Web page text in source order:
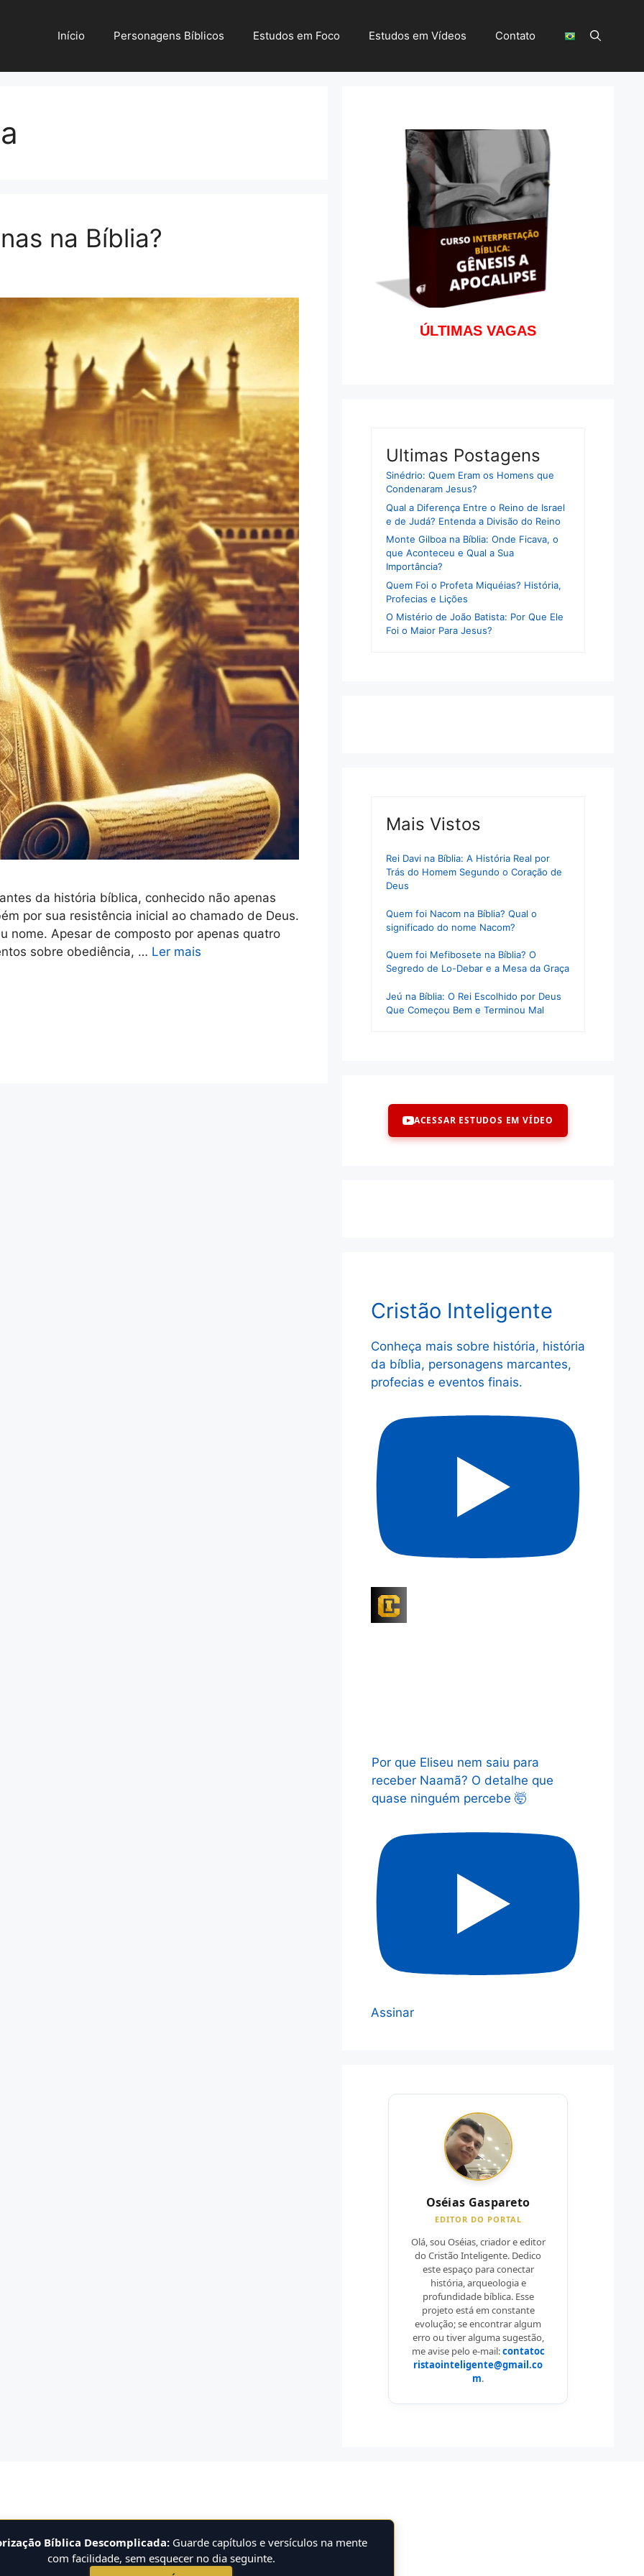
Início Personagens Bíblicos Estudos em Foco Estudos em Vídeos Contato
na Bíblia?
da história bíblica, conhecido não apenas
por sua resistência inicial ao chamado de Deus.
nome. Apesar de composto por apenas quatro
sobre obediência, … Ler mais
ÚLTIMAS VAGAS
Ultimas Postagens
Sinédrio: Quem Eram os Homens que
Condenaram Jesus?
Qual a Diferença Entre o Reino de Israel
e de Judá? Entenda a Divisão do Reino
Monte Gilboa na Bíblia: Onde Ficava, o
que Aconteceu e Qual a Sua
Importância?
Quem Foi o Profeta Miquéias? História,
Profecias e Lições
O Mistério de João Batista: Por Que Ele
Foi o Maior Para Jesus?
Mais Vistos
Rei Davi na Bíblia: A História Real por
Trás do Homem Segundo o Coração de
Deus
Quem foi Nacom na Bíblia? Qual o
significado do nome Nacom?
Quem foi Mefibosete na Bíblia? O
Segredo de Lo-Debar e a Mesa da Graça
Jeú na Bíblia: O Rei Escolhido por Deus
Que Começou Bem e Terminou Mal
ACESSAR ESTUDOS EM VÍDEO
Cristão Inteligente
Conheça mais sobre história, história
da bíblia, personagens marcantes,
profecias e eventos finais.
Por que Eliseu nem saiu para
receber Naamã? O detalhe que
quase ninguém percebe 🤯
Assinar
Oséias Gaspareto
EDITOR DO PORTAL
Olá, sou Oséias, criador e editor
do Cristão Inteligente. Dedico
este espaço para conectar
história, arqueologia e
profundidade bíblica. Esse
projeto está em constante
evolução; se encontrar algum
erro ou tiver alguma sugestão,
me avise pelo e-mail:contatoc
ristaointeligente@gmail.co
m.
Bíblica Descomplicada: Guarde capítulos e versículos na mente
com facilidade, sem esquecer no dia seguinte.